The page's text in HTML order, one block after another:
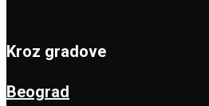
Kroz gradove
Beograd